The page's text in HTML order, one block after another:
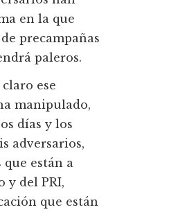
en la que
precampañas
paleros.
ese
manipulado,
días y los
adversarios,
están a
y del PRI,
que están